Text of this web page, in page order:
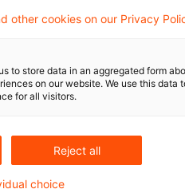
– Veränderte
hat weitreichende
Fragen zu den
müssen, erläutert
other cookies on our Privacy
to store data in an aggregated form
on our website. We use this data
for all visitors.
Reject all
choice